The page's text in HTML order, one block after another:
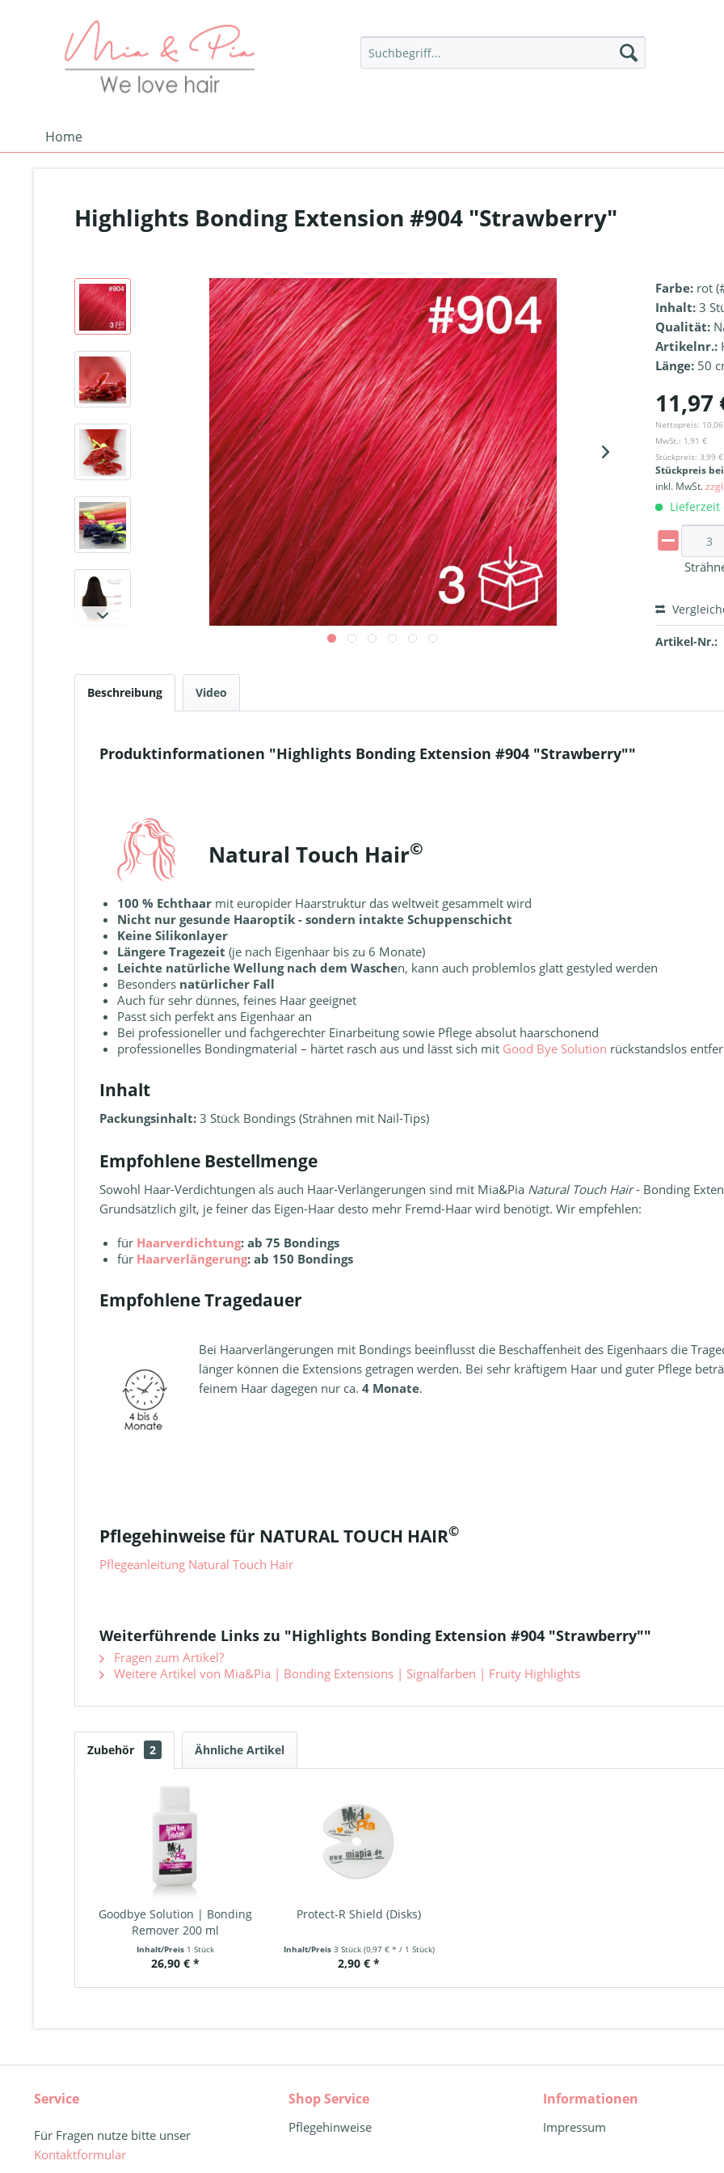
Home
Highlights Bonding Extension #904 "Strawberry"
Farbe: rot
Inhalt: 3
Qualität:
Artikelnr.:
Länge: 50
11,97
Nettopreis:
MwSt.: 1,91 €
Stückpreis: 3,99
Stückpreis
inkl. MwSt.
Lieferzeit
Artikel-Nr.:
Beschreibung Video
Produktinformationen "Highlights Bonding Extension #904 "Strawberry""
Natural Touch Hair©
100 % Echthaar mit europider Haarstruktur das weltweit gesammelt wird
Nicht nur gesunde Haaroptik - sondern intakte Schuppenschicht
Keine Silikonlayer
Längere Tragezeit (je nach Eigenhaar bis zu 6 Monate)
Leichte natürliche Wellung nach dem Waschen, kann auch problemlos glatt gestyled werden
Besonders natürlicher Fall
Auch für sehr dünnes, feines Haar geeignet
Passt sich perfekt ans Eigenhaar an
Bei professioneller und fachgerechter Einarbeitung sowie Pflege absolut haarschonend
professionelles Bondingmaterial – härtet rasch aus und lässt sich mit Good Bye Solution rückstandslos
Inhalt
Packungsinhalt: 3 Stück Bondings (Strähnen mit Nail-Tips)
Empfohlene Bestellmenge
Sowohl Haar-Verdichtungen als auch Haar-Verlängerungen sind mit Mia&Pia Natural Touch Hair- Bonding
Grundsätzlich gilt, je feiner das Eigen-Haar desto mehr Fremd-Haar wird benötigt. Wir empfehlen:
für Haarverdichtung: ab 75 Bondings
für Haarverlängerung: ab 150 Bondings
Empfohlene Tragedauer
Bei Haarverlängerungen mit Bondings beeinflusst die Beschaffenheit des Eigenhaars die
länger können die Extensions getragen werden. Bei sehr kräftigem Haar und guter Pflege
feinem Haar dagegen nur ca. 4 Monate.
Pflegehinweise für NATURAL TOUCH HAIR©
Pflegeanleitung Natural Touch Hair
Weiterführende Links zu "Highlights Bonding Extension #904 "Strawberry""
Fragen zum Artikel?
Weitere Artikel von Mia&Pia | Bonding Extensions | Signalfarben | Fruity Highlights
Zubehör 2 Ähnliche Artikel
Goodbye Solution | Bonding
Remover 200 ml
Inhalt/Preis 1 Stück
26,90 € *
Protect-R Shield (Disks)
Inhalt/Preis 3 Stück (0,97 € * / 1 Stück)
2,90 € *
Service
Für Fragen nutze bitte unser
Kontaktformular
Shop Service
Pflegehinweise
Informationen
Impressum